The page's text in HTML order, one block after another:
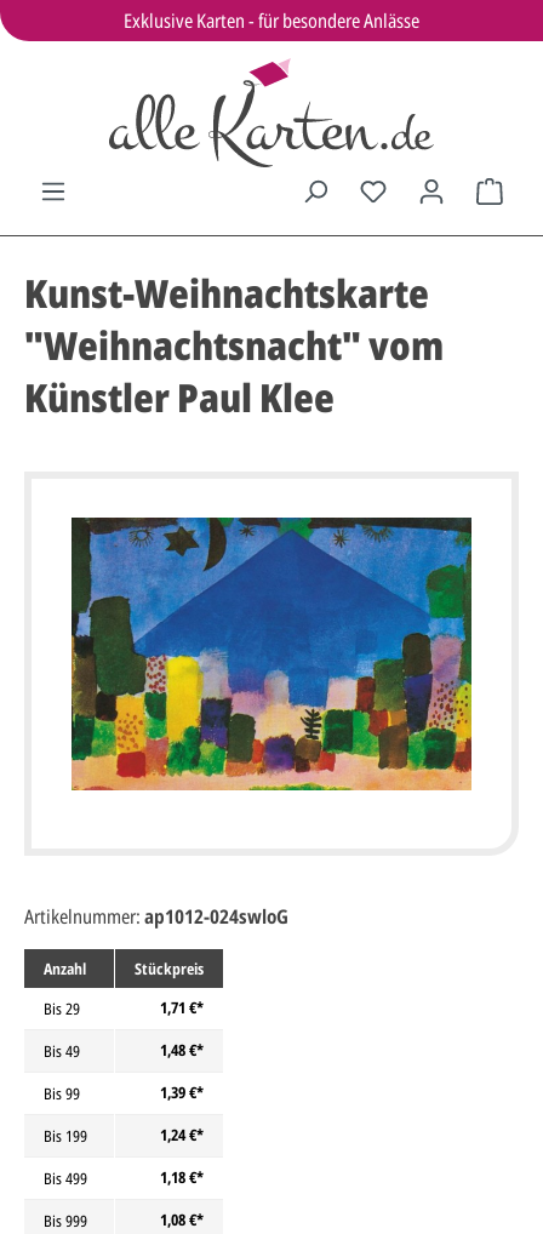
Exklusive Karten - für besondere Anlässe
Kunst-Weihnachtskarte
"Weihnachtsnacht" vom
Künstler Paul Klee
Anzahl
Stückpreis
Bis29
1,71 €*
Bis49
1,48 €*
Bis99
1,39 €*
Bis 199
1,24 €*
Bis499
1,18 €*
Bis999
1,08 €*
Artikelnummer:ap1012-024swloG